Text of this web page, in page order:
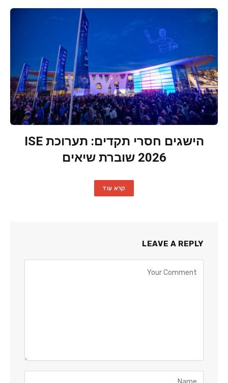
הישגים חסרי תקדים: תערוכת ISE
2026 שוברת שיאים
קרא עוד
LEAVE A REPLY